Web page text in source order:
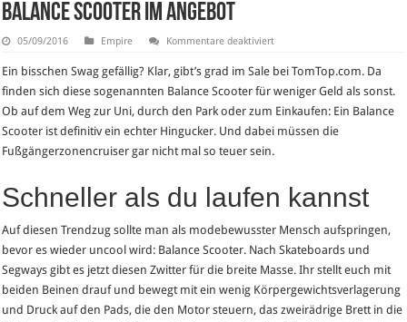
Balance Scooter im Angebot
05/09/2016 Empire Kommentare deaktiviertfür
Scooter
im
Angebot
Ein bisschen Swag gefällig? Klar, gibt’s grad im Sale bei TomTop.com. Da
finden sich diese sogenannten Balance Scooter für weniger Geld als sonst.
Ob auf dem Weg zur Uni, durch den Park oder zum Einkaufen: Ein Balance
Scooter ist definitiv ein echter Hingucker. Und dabei müssen die
Fußgängerzonencruiser gar nicht mal so teuer sein.
Schneller als du laufen kannst
Auf diesen Trendzug sollte man als modebewusster Mensch aufspringen,
bevor es wieder uncool wird: Balance Scooter. Nach Skateboards und
Segways gibt es jetzt diesen Zwitter für die breite Masse. Ihr stellt euch mit
beiden Beinen drauf und bewegt mit ein wenig Körpergewichtsverlagerung
und Druck auf den Pads, die den Motor steuern, das zweirädrige Brett in die